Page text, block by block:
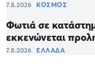
7.8.2026 ΚΟΣΜΟΣ
Φωτιά σε
εκκενώνεται
7.8.2026 ΕΛΛΑΔΑ